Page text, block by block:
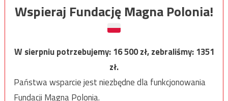
Wspieraj Fundację Magna Polonia!
W sierpniu potrzebujemy:16 500zł, zebraliśmy:1351
zł.
Państwa wsparcie jest niezbędne dla funkcjonowania
Fundacji Magna Polonia.